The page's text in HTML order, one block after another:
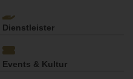
Dienstleister
Events & Kultur